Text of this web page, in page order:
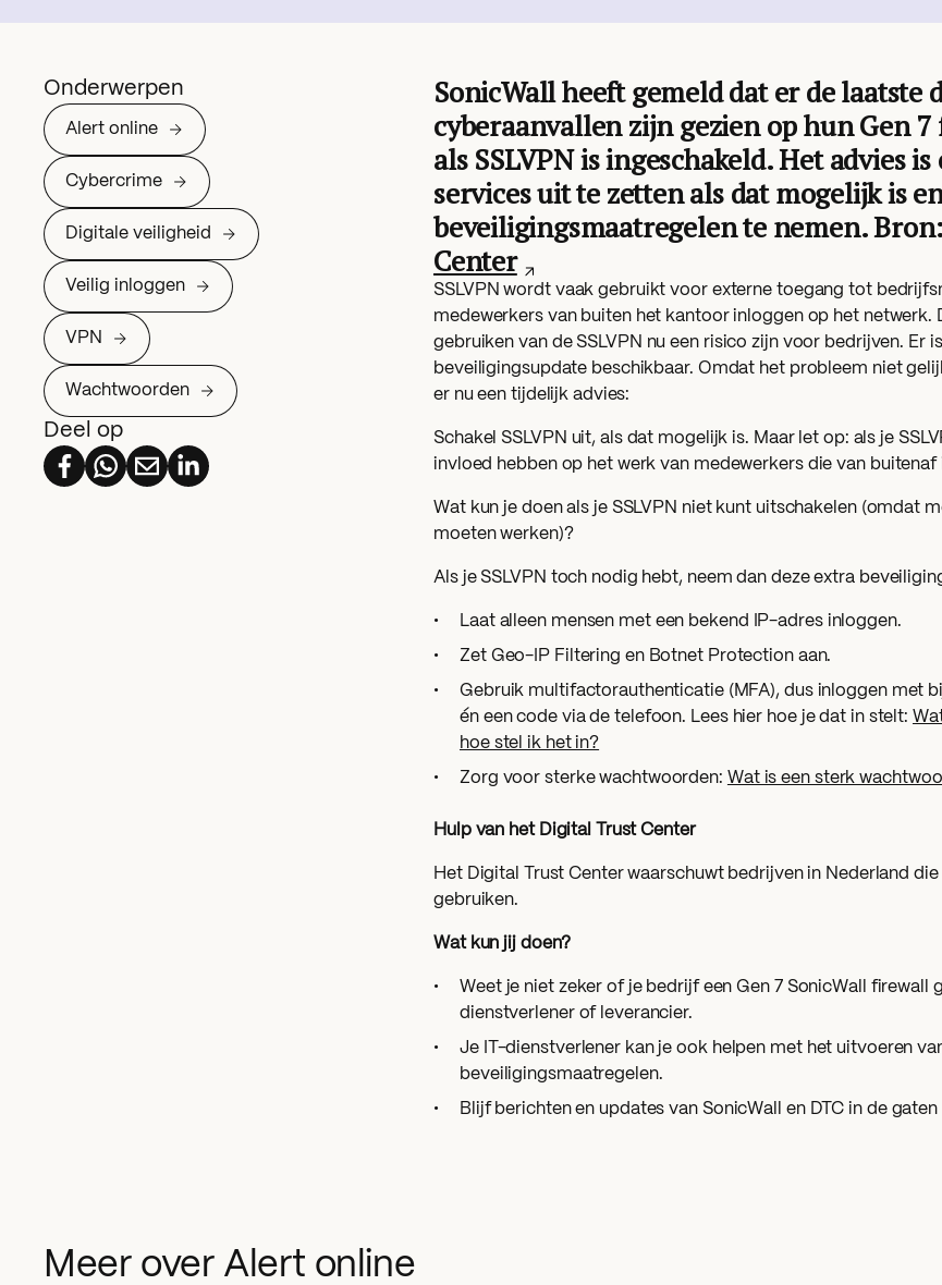
SonicWall heeft gemeld dat er de laatste
cyberaanvallen zijn gezien op hun Gen
als SSLVPN is ingeschakeld. Het advies is
services uit te zetten als dat mogelijk is
beveiligingsmaatregelen te nemen. Bron:
Center
SSLVPN wordt vaak gebruikt voor externe toegang tot
medewerkers van buiten het kantoor inloggen op het netwerk.
gebruiken van de SSLVPN nu een risico zijn voor bedrijven. Er
beveiligingsupdate beschikbaar. Omdat het probleem niet
er nu een tijdelijk advies:
Schakel SSLVPN uit, als dat mogelijk is. Maar let op: als je
invloed hebben op het werk van medewerkers die van buitenaf
Wat kun je doen als je SSLVPN niet kunt uitschakelen (omdat
moeten werken)?
Als je SSLVPN toch nodig hebt, neem dan deze extra
Laat alleen mensen met een bekend IP-adres inloggen.
Zet Geo-IP Filtering en Botnet Protection aan.
Gebruik multifactorauthenticatie (MFA), dus inloggen met
én een code via de telefoon. Lees hier hoe je dat in stelt:
hoe stel ik het in?
Zorg voor sterke wachtwoorden: Wat is een sterk
Hulp van het Digital Trust Center
Het Digital Trust Center waarschuwt bedrijven in Nederland die
gebruiken.
Wat kun jij doen?
Weet je niet zeker of je bedrijf een Gen 7 SonicWall firewall
dienstverlener of leverancier.
Je IT-dienstverlener kan je ook helpen met het uitvoeren
beveiligingsmaatregelen.
Blijf berichten en updates van SonicWall en DTC in de gaten
Onderwerpen
Alert online
Cybercrime
Digitale veiligheid
Veilig inloggen
VPN
Wachtwoorden
Deel op
Meer over Alert online